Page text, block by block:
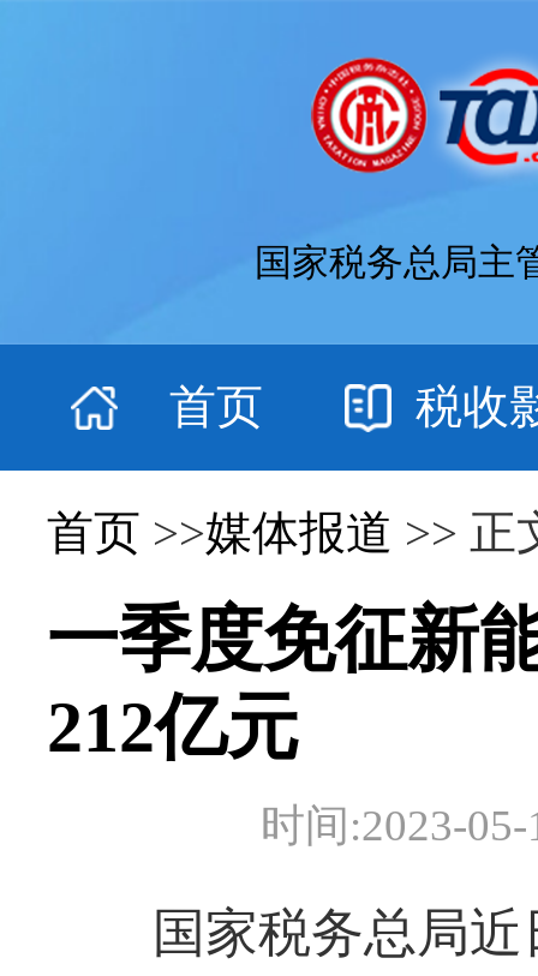
国家税务总局主
首页 税收
首页 >>媒体报道 >> 正
一季度免征新
212亿元
时间:2023-
国家税务总局近